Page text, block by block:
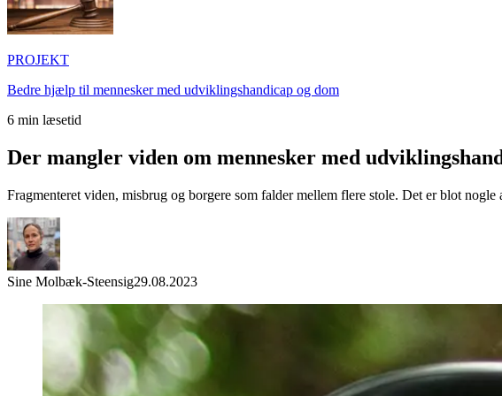
PROJEKT
Bedre hjælp til mennesker med udviklingshandicap og dom
6 min læsetid
Der mangler viden om mennesker med
Fragmenteret viden, misbrug og borgere som falder mellem flere stole. Det er blot
Sine Molbæk-Steensig29.08.2023